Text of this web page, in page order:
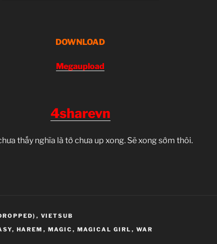
DOWNLOAD
Megaupload
4sharevn
thấy nghĩa là tớ chưa up xong. Sẽ xong sớm thôi.
, VIETSUB
, HAREM , MAGIC , MAGICAL GIRL , WAR